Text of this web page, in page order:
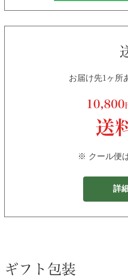
お届け先1ヶ所
※ クール便
詳